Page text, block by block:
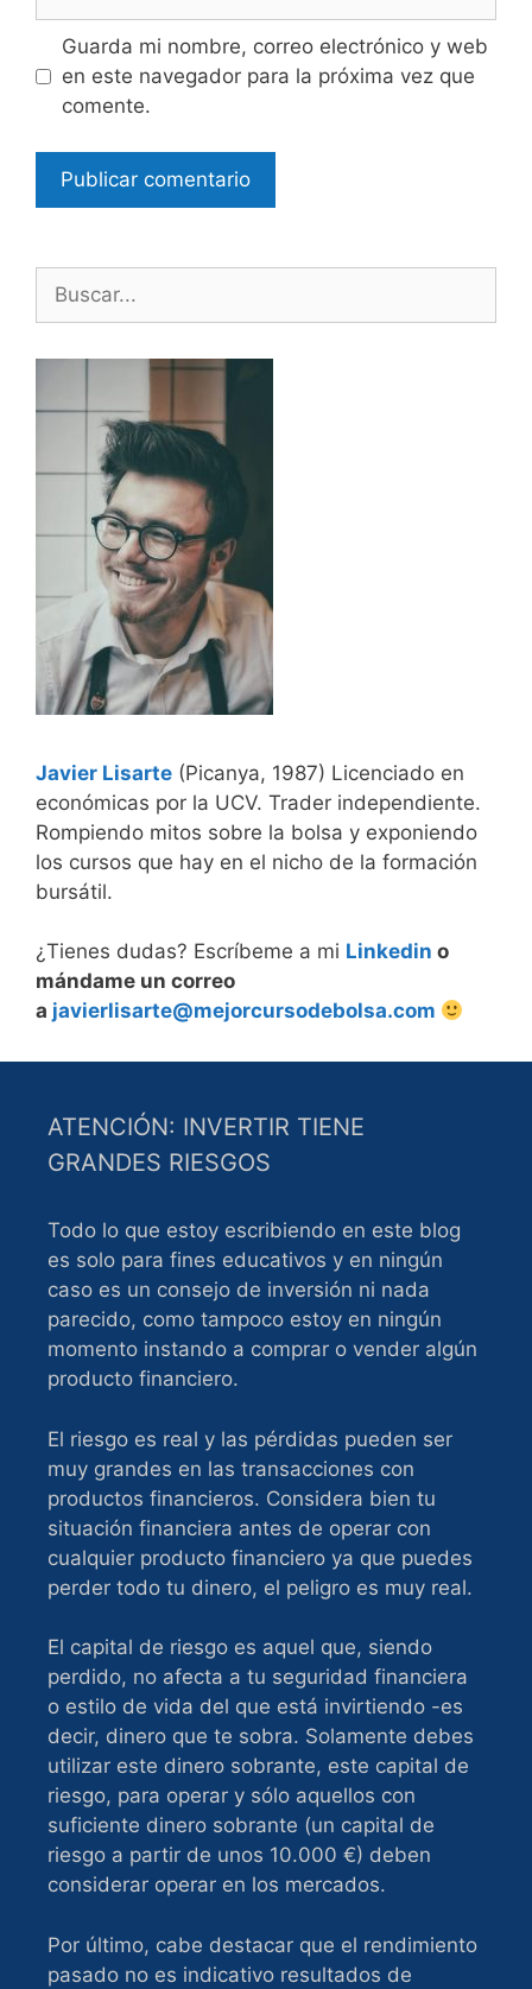
Guarda mi nombre, correo electrónico y web
en este navegador para la próxima vez que
comente.
Javier Lisarte (Picanya, 1987) Licenciado en
económicas por la UCV. Trader independiente.
Rompiendo mitos sobre la bolsa y exponiendo
los cursos que hay en el nicho de la formación
bursátil.
¿Tienes dudas? Escríbeme a mi Linkedin o
mándame un correo
a javierlisarte@mejorcursodebolsa.com
ATENCIÓN: INVERTIR TIENE
GRANDES RIESGOS
Todo lo que estoy escribiendo en este blog
es solo para fines educativos y en ningún
caso es un consejo de inversión ni nada
parecido, como tampoco estoy en ningún
momento instando a comprar o vender algún
producto financiero.
El riesgo es real y las pérdidas pueden ser
muy grandes en las transacciones con
productos financieros. Considera bien tu
situación financiera antes de operar con
cualquier producto financiero ya que puedes
perder todo tu dinero, el peligro es muy real.
El capital de riesgo es aquel que, siendo
perdido, no afecta a tu seguridad financiera
o estilo de vida del que está invirtiendo -es
decir, dinero que te sobra. Solamente debes
utilizar este dinero sobrante, este capital de
riesgo, para operar y sólo aquellos con
suficiente dinero sobrante (un capital de
riesgo a partir de unos 10.000 €) deben
considerar operar en los mercados.
Por último, cabe destacar que el rendimiento
pasado no es indicativo resultados de